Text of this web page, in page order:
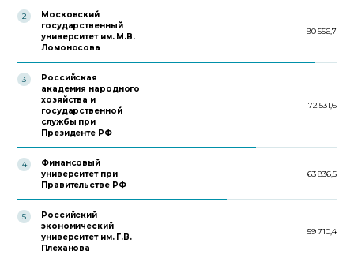
2
Московский
государственный
университет им. М.В.
Ломоносова
90 556,7
3
Российская
академия народного
хозяйства и
государственной
службы при
Президенте РФ
72 531,6
4
Финансовый
университет при
Правительстве РФ
63 836,5
5
Российский
экономический
университет им. Г.В.
Плеханова
59 710,4